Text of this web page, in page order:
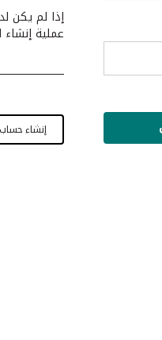
إذا لم يكن
عملية
إنشاء حساب